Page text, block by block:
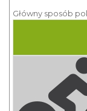
Główny sposób